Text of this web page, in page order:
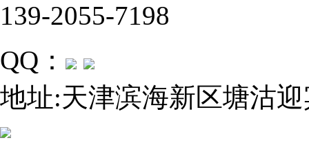
139-2055-7198
QQ：
地址:天津滨海新区塘沽